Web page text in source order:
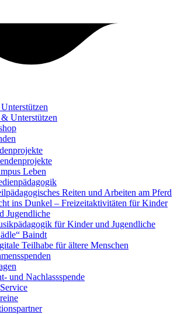
& Unterstützen
Leben
Reiten und Arbeiten am Pferd
ins Dunkel – Freizeitaktivitäten für Kinder
Jugendliche
für Kinder und Jugendliche
Baindt
Teilhabe für ältere Menschen
und Nachlassspende